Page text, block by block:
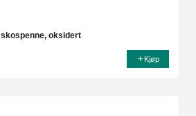
skospenne, oksidert
Kjøp